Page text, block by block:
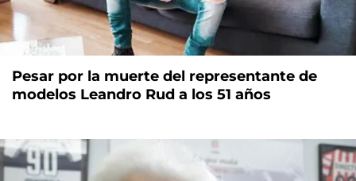
Pesar por la muerte del representante de
modelos Leandro Rud a los 51 años